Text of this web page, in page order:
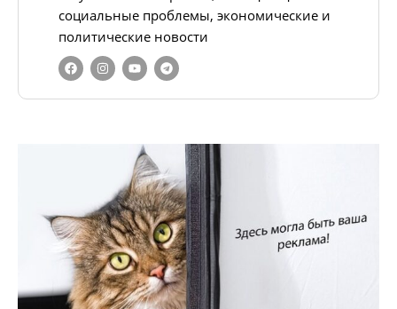
социальные проблемы, экономические и
политические новости